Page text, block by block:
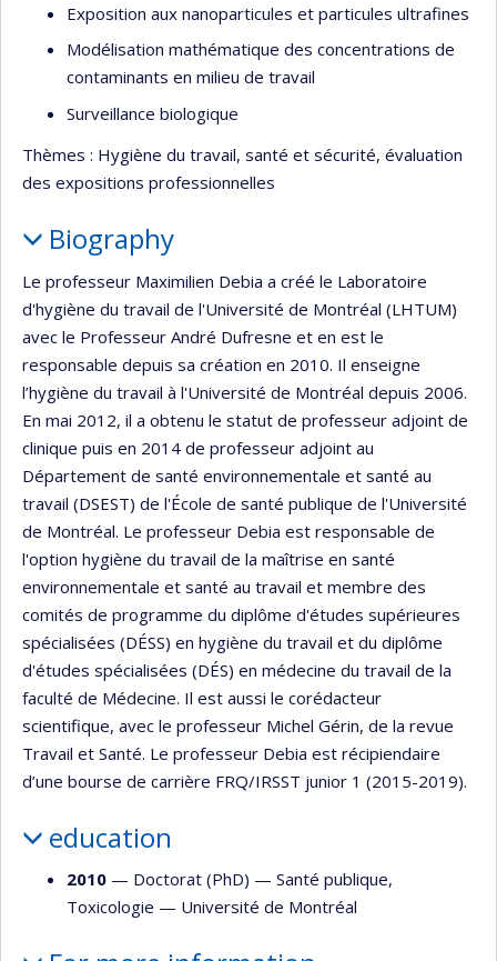
Exposition aux nanoparticules et particules ultrafines
Modélisation mathématique des concentrations de
contaminants en milieu de travail
Surveillance biologique
Thèmes : Hygiène du travail, santé et sécurité, évaluation
des expositions professionnelles
Biography
Le professeur Maximilien Debia a créé le Laboratoire
d'hygiène du travail de l'Université de Montréal (LHTUM)
avec le Professeur André Dufresne et en est le
responsable depuis sa création en 2010. Il enseigne
l’hygiène du travail à l'Université de Montréal depuis 2006.
En mai 2012, il a obtenu le statut de professeur adjoint de
clinique puis en 2014 de professeur adjoint au
Département de santé environnementale et santé au
travail (DSEST) de l'École de santé publique de l'Université
de Montréal. Le professeur Debia est responsable de
l'option hygiène du travail de la maîtrise en santé
environnementale et santé au travail et membre des
comités de programme du diplôme d'études supérieures
spécialisées (DÉSS) en hygiène du travail et du diplôme
d'études spécialisées (DÉS) en médecine du travail de la
faculté de Médecine. Il est aussi le corédacteur
scientifique, avec le professeur Michel Gérin, de la revue
Travail et Santé. Le professeur Debia est récipiendaire
d’une bourse de carrière FRQ/IRSST junior 1 (2015-2019).
education
2010 — Doctorat (PhD) — Santé publique,
Toxicologie — Université de Montréal